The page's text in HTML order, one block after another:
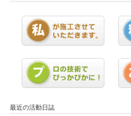
最近の活動日誌